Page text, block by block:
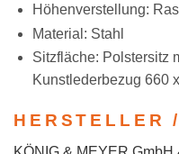
Höhenverstellung:
Material: Stahl
Sitzfläche: Polstersitz
Kunstlederbezug 660
HERSTELLER